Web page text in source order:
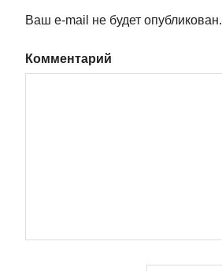
Ваш e-mail не будет опубликован.
Комментарий